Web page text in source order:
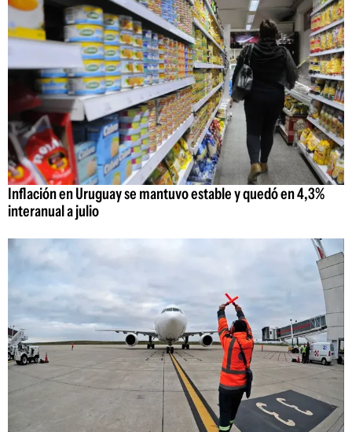
Inflación en Uruguay se mantuvo estable y quedó en 4,3%
interanual a julio